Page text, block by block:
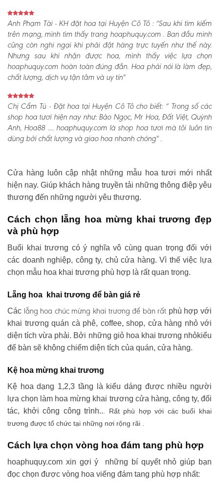
Anh Phạm Tài - KH đặt hoa tại Huyện Cô Tô :“Sau khi tìm kiếm
trên mạng, mình tìm thấy trang hoaphuquy.com . Ban đầu mình
cũng còn nghi ngại khi phải đặt hàng trực tuyến như thế này.
Nhưng sau khi nhận được hoa, mình thấy việc lựa chọn
hoaphuquy.com hoàn toàn đúng đắn. Hoa phải nói là làm đẹp,
chất lượng, dịch vụ tận tâm và uy tín"
Chị Cẩm Tú - Đặt hoa tại Huyện Cô Tô cho biết:“ Trong số các
shop hoa tươi hiện nay như: Bảo Ngọc, Mr Hoa, Đất Việt, Quỳnh
Anh, Hoa88 .... hoaphuquy.com là shop hoa tươi mà tôi luôn tin
dùng bởi chất lượng và giao hoa nhanh chóng" .
Cửa hàng luôn cập nhật những mẫu hoa tươi mới nhất
hiện nay. Giúp khách hàng truyền tải những thông điệp yêu
thương đến những người yêu thương.
Cách chọn lẵng hoa mừng khai trương đẹp
và phù hợp
Buổi khai trương có ý nghĩa vô cùng quan trọng đối với
các doanh nghiệp, công ty, chủ cửa hàng. Vì thế việc lựa
chọn mẫu hoa khai trương phù hợp là rất quan trọng.
Lẵng hoa khai trương để bàn giá rẻ
Các lẵng hoa chúc mừng khai trương để bàn rất phù hợp với
khai trương quán cà phê, coffee, shop, cửa hàng nhỏ với
diện tích vừa phải. Bởi những giỏ hoa khai trương nhỏkiểu
để bàn sẽ không chiếm diện tích của quán, cửa hàng.
Kệ hoa mừng khai trương
Kệ hoa dạng 1,2,3 tầng là kiểu dáng được nhiều người
lựa chọn làm hoa mừng khai trương cửa hàng, công ty, đối
tác, khởi công công trình.. . Rất phù hợp với các buổi khai
trương được tổ chức tại những nơi rộng rãi .
Cách lựa chọn vòng hoa đám tang phù hợp
hoaphuquy.com xin gợi ý những bí quyết nhỏ giúp bạn
đọc chọn được vòng hoa viếng đám tang phù hợp nhất: